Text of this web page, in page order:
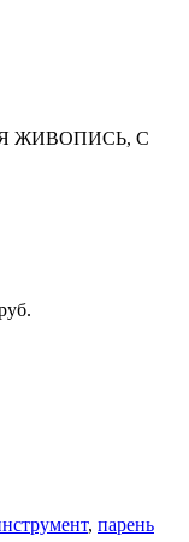
ЖИВОПИСЬ, С
, парень